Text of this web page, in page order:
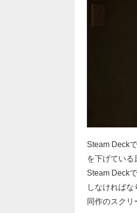
Steam Deck
を下げてい
Steam Deck
しなければ
同作のスクリ